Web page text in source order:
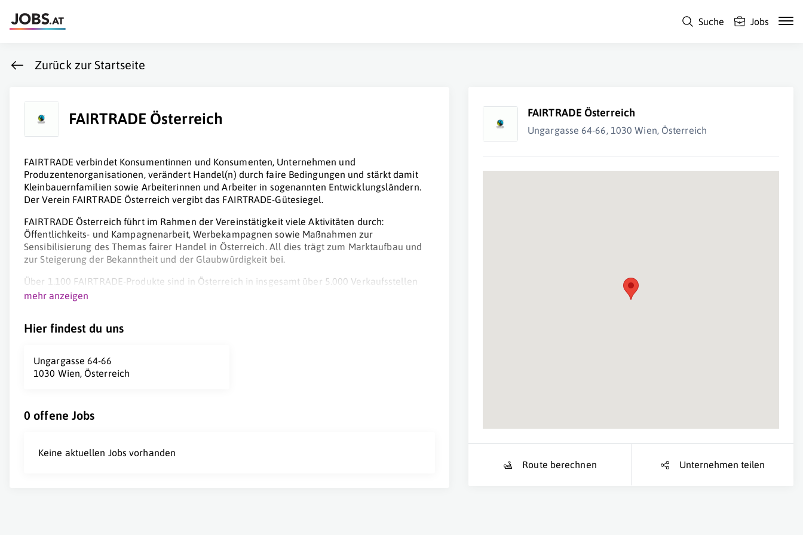
Suche Jobs
Zurück zur Startseite
FAIRTRADE Österreich
FAIRTRADE verbindet Konsumentinnen und Konsumenten, Unternehmen und
Produzentenorganisationen, verändert Handel(n) durch faire Bedingungen und stärkt damit
Kleinbauernfamilien sowie Arbeiterinnen und Arbeiter in sogenannten Entwicklungsländern.
Der Verein FAIRTRADE Österreich vergibt das FAIRTRADE-Gütesiegel.
FAIRTRADE Österreich führt im Rahmen der Vereinstätigkeit viele Aktivitäten durch:
Öffentlichkeits- und Kampagnenarbeit, Werbekampagnen sowie Maßnahmen zur
Sensibilisierung des Themas fairer Handel in Österreich. All dies trägt zum Marktaufbau und
zur Steigerung der Bekanntheit und der Glaubwürdigkeit bei.
Über 1.100 FAIRTRADE-Produkte sind in Österreich in insgesamt über 5.000 Verkaufsstellen
verfügbar. Der Gesamtumsatz mit FAIRTRADE-Produkten betrug im Jahr 2015 in Österreich 185
mehr anzeigen
Hier findest du uns
Ungargasse 64-66
1030 Wien, Österreich
0 offene Jobs
Keine aktuellen Jobs vorhanden
FAIRTRADE Österreich
Ungargasse 64-66, 1030 Wien, Österreich
Route berechnen Unternehmen teilen